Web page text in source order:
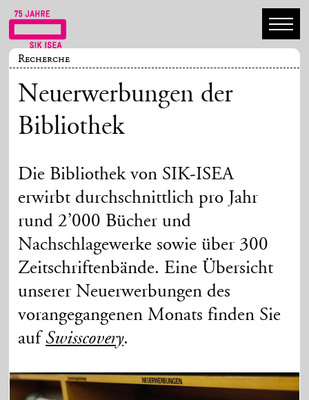
Recherche
Neuerwerbungen der
Bibliothek
Die Bibliothek von SIK-ISEA
erwirbt durchschnittlich pro Jahr
rund 2’000 Bücher und
Nachschlagewerke sowie über 300
Zeitschriftenbände. Eine Übersicht
unserer Neuerwerbungen des
vorangegangenen Monats finden Sie
aufSwisscovery.